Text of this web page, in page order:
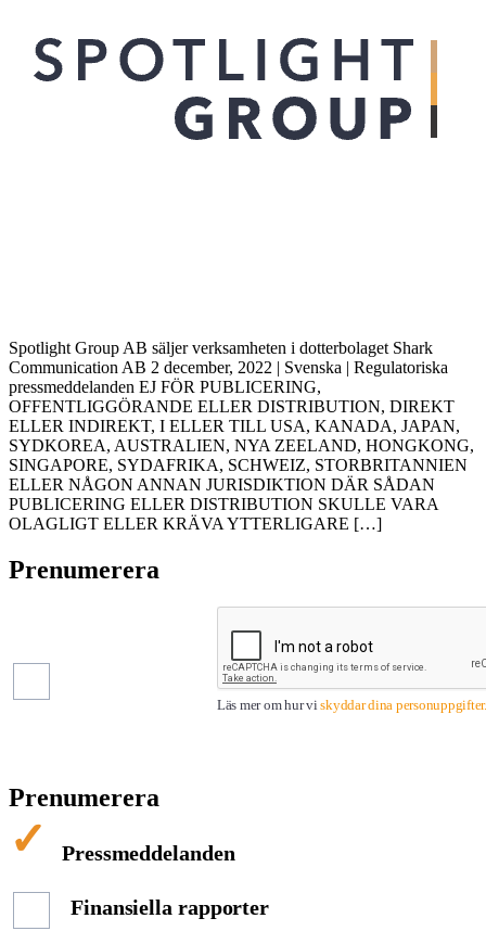
Spotlight Group AB säljer verksamheten i dotterbolaget Shark
Communication AB 2 december, 2022 | Svenska | Regulatoriska
pressmeddelanden EJ FÖR PUBLICERING,
OFFENTLIGGÖRANDE ELLER DISTRIBUTION, DIREKT
ELLER INDIREKT, I ELLER TILL USA, KANADA, JAPAN,
SYDKOREA, AUSTRALIEN, NYA ZEELAND, HONGKONG,
SINGAPORE, SYDAFRIKA, SCHWEIZ, STORBRITANNIEN
ELLER NÅGON ANNAN JURISDIKTION DÄR SÅDAN
PUBLICERING ELLER DISTRIBUTION SKULLE VARA
OLAGLIGT ELLER KRÄVA YTTERLIGARE […]
Prenumerera
Läs mer om hur viskyddar dina personuppgifter.
Prenumerera
Pressmeddelanden
Finansiella rapporter